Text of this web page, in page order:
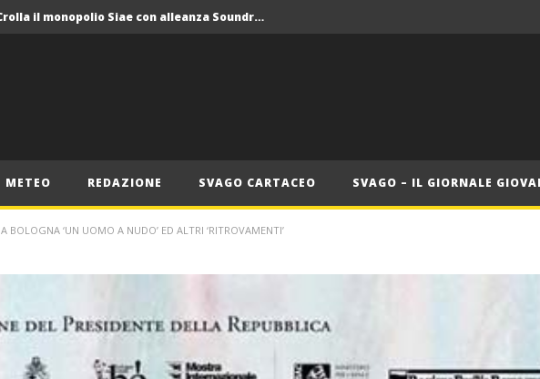
Crolla il monopolio Siae con alleanza Soundreef – LEA
Crolla il monopolio Siae con alleanza Soundreef – LEA
METEO REDAZIONE SVAGO CARTACEO SVAGO – IL GIORNALE
A BOLOGNA ‘UN UOMO A NUDO’ ED ALTRI ‘RITROVAMENTI’